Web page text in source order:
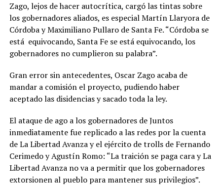
Zago, lejos de hacer autocrítica, cargó las tintas sobre
los gobernadores aliados, es especial Martín Llaryora de
Córdoba y Maximiliano Pullaro de Santa Fe. “Córdoba se
está equivocando, Santa Fe se está equivocando, los
gobernadores no cumplieron su palabra”.
Gran error sin antecedentes, Oscar Zago acaba de
mandar a comisión el proyecto, pudiendo haber
aceptado las disidencias y sacado toda la ley.
El ataque de ago a los gobernadores de Juntos
inmediatamente fue replicado a las redes por la cuenta
de La Libertad Avanza y el ejército de trolls de Fernando
Cerimedo y Agustín Romo: “La traición se paga cara y La
Libertad Avanza no va a permitir que los gobernadores
extorsionen al pueblo para mantener sus privilegios”.